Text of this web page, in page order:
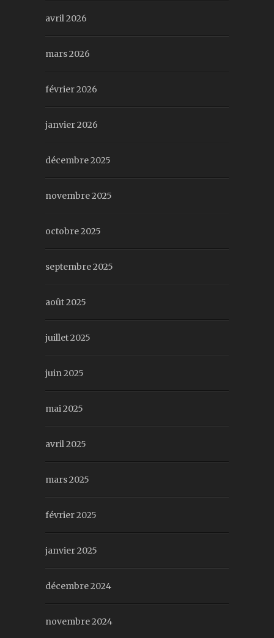
avril 2026
mars 2026
février 2026
janvier 2026
décembre 2025
novembre 2025
octobre 2025
septembre 2025
août 2025
juillet 2025
juin 2025
mai 2025
avril 2025
mars 2025
février 2025
janvier 2025
décembre 2024
novembre 2024